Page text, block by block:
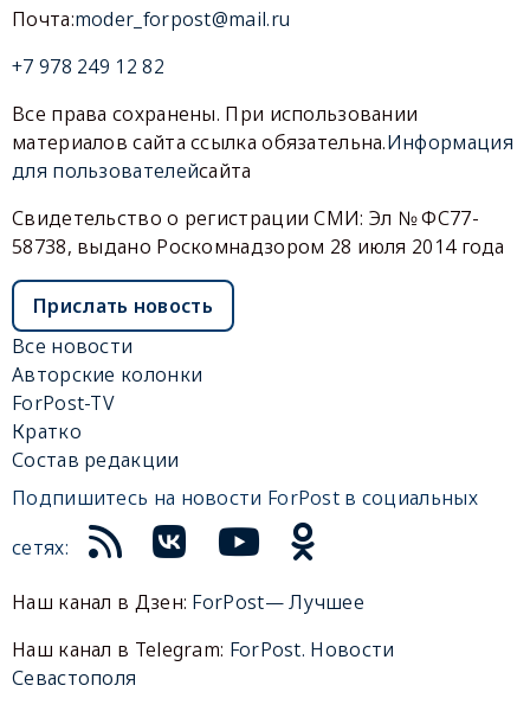
Почта:moder_forpost@mail.ru
+7 978 249 12 82
Все права сохранены. При использовании
материалов сайта ссылка обязательна.Информация
для пользователейсайта
Свидетельство о регистрации СМИ: Эл № ФС77-
58738, выдано Роскомнадзором 28 июля 2014 года
Прислать новость
Все новости
Авторские колонки
ForPost-TV
Кратко
Состав редакции
Подпишитесь на новости ForPost в социальных
сетях:
Наш канал в Дзен: ForPost— Лучшее
Наш канал в Telegram: ForPost. Новости
Севастополя